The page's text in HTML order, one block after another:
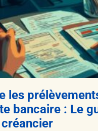
les
bancaire : Le